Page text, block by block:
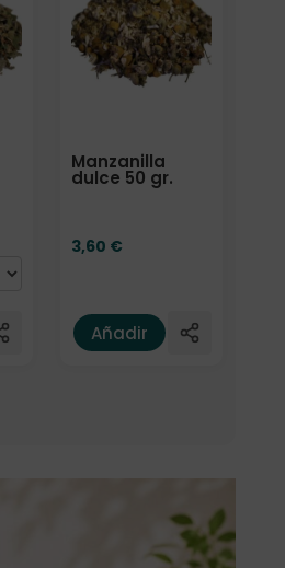
Manzanilla
dulce 50 gr.
3,60 €
Añadir